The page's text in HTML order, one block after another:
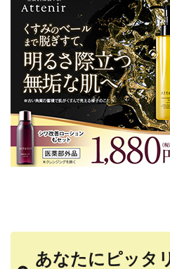
あなたにピッタ